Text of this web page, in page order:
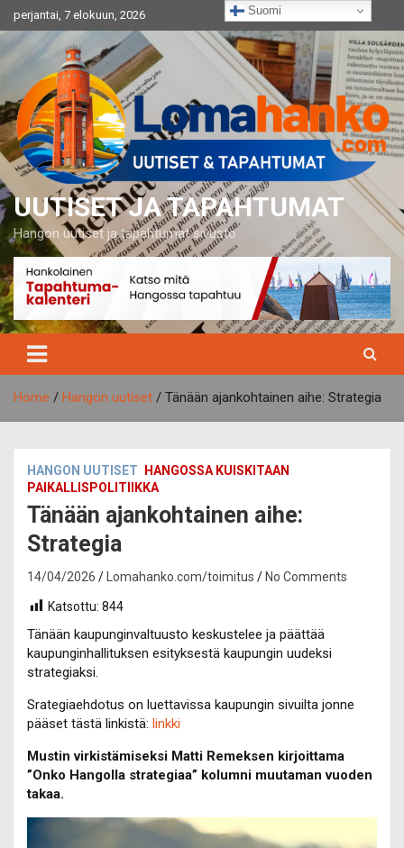
to
content
perjantai, 7 elokuun, 2026
UUTISET JA TAPAHTUMAT
Hangon uutiset ja tapahtumat sivusto
Home Hangon uutiset Tänään ajankohtainen aihe: Strategia
HANGON UUTISET
HANGOSSA KUISKITAAN
PAIKALLISPOLITIIKKA
Tänään ajankohtainen aihe:
Strategia
14/04/2026 Lomahanko.com/toimitus No Comments
Katsottu: 844
Tänään kaupunginvaltuusto keskustelee ja päättää
kaupunginhallituksen esityksestä kaupungin uudeksi
strategiaksi.
Srategiaehdotus on luettavissa kaupungin sivuilta jonne
pääset tästä linkistä: linkki
Mustin virkistämiseksi Matti Remeksen kirjoittama
”Onko Hangolla strategiaa” kolumni muutaman vuoden
takaa.
Suomi